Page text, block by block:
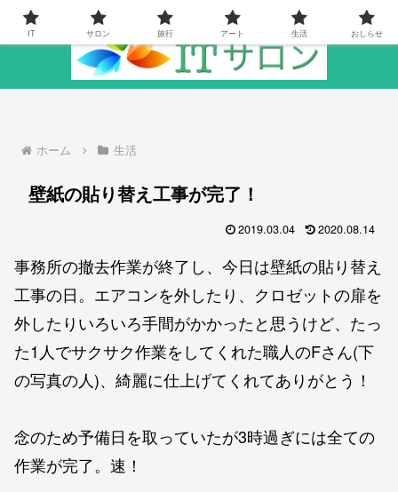
ホーム 生活
壁紙の貼り替え工事が完了！
2019.03.04 2020.08.14
事務所の撤去作業が終了し、今日は壁紙の貼り替え
工事の日。エアコンを外したり、クロゼットの扉を
外したりいろいろ手間がかかったと思うけど、たっ
た1人でサクサク作業をしてくれた職人のFさん(下
の写真の人)、綺麗に仕上げてくれてありがとう！
念のため予備日を取っていたが3時過ぎには全ての
作業が完了。速！
IT サロン 旅行 アート 生活 おしらせ